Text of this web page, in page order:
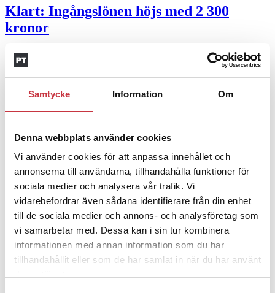
Samtycke Information Om
Denna webbplats använder cookies
Vi använder cookies för att anpassa innehållet och
annonserna till användarna, tillhandahålla funktioner för
sociala medier och analysera vår trafik. Vi
vidarebefordrar även sådana identifierare från din enhet
till de sociala medier och annons- och analysföretag som
vi samarbetar med. Dessa kan i sin tur kombinera
informationen med annan information som du har
tillhandahållit eller som de har samlat in när du har använt
Klart: Ingångslönen höjs med 2 300
kronor
4 juni 2026
Insändare:Miljoner i sjön –
polisaspiranter underkänns på
godtyckliga grunder
1 juni 2026
Jens Mårtensson:Snart 20 år i tjänst – nu
ska han lära sig grunderna
4 juni 2026
Polisregionen erkänner fel: ”Kommer att
rättas till”
Mobilannons